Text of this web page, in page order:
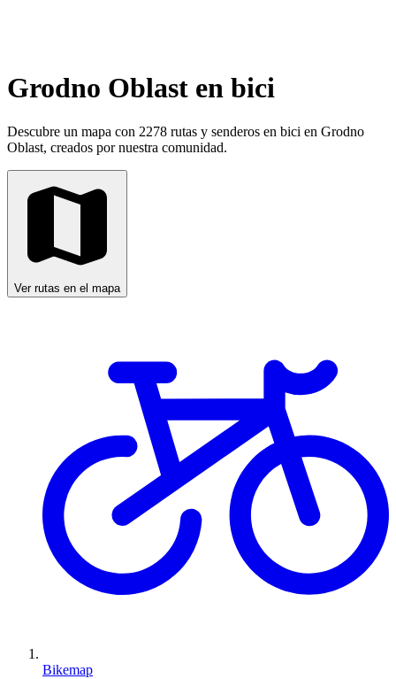
Grodno Oblast en bici
Descubre un mapa con 2278 rutas y senderos en bici en Grodno
Oblast, creados por nuestra comunidad.
Ver rutas en el mapa
Bikemap